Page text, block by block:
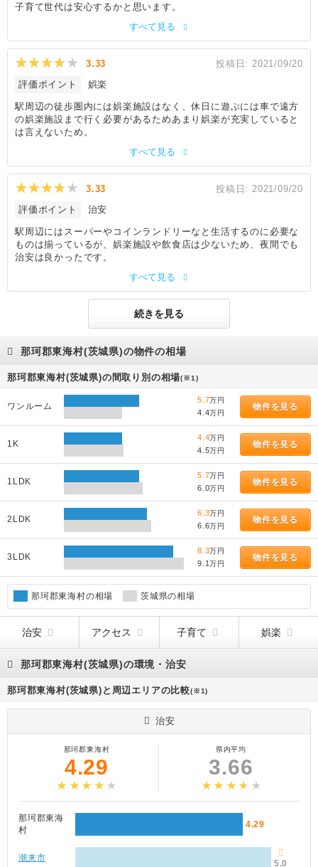
子育て世代は安心するかと思います。
すべて見る
3.33 投稿日: 2021/09/20
評価ポイント
娯楽
駅周辺の徒歩圏内には娯楽施設はなく、休日に遊ぶには車で遠方
の娯楽施設まで行く必要があるためあまり娯楽が充実していると
は言えないため。
すべて見る
3.33 投稿日: 2021/09/20
評価ポイント
治安
駅周辺にはスーパーやコインランドリーなと生活するのに必要な
ものは揃っているが、娯楽施設や飲食店は少ないため、夜間でも
治安は良かったです。
すべて見る
続きを見る
那珂郡東海村(茨城県)の物件の相場
那珂郡東海村(茨城県)の間取り別の相場(※1)
ワンルーム
5.7万円
4.4万円
物件を見る
1K
4.4万円
4.5万円
物件を見る
1LDK
5.7万円
6.0万円
物件を見る
2LDK
6.3万円
6.6万円
物件を見る
3LDK
8.3万円
9.1万円
物件を見る
那珂郡東海村の相場 茨城県の相場
治安 アクセス 子育て 娯楽
那珂郡東海村(茨城県)の環境・治安
那珂郡東海村(茨城県)と周辺エリアの比較(※1)
治安
那珂郡東海村
4.29
県内平均
3.66
那珂郡東海
村
4.29
潮来市
5.0